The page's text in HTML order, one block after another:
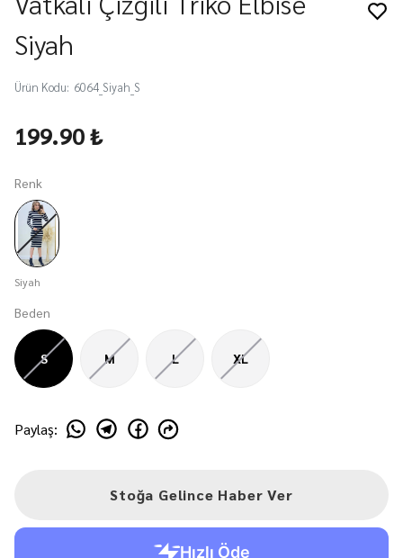
Siyah
Ürün Kodu: 6064_Siyah_S
199.90 ₺
Renk
Siyah
Beden
S M L XL
Paylaş:
Stoğa Gelince Haber Ver